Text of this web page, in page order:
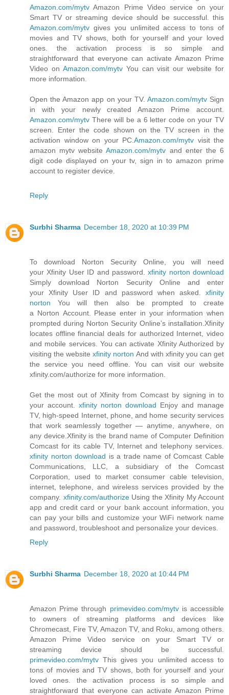
Amazon.com/mytv Amazon Prime Video service on your
Smart TV or streaming device should be successful. this
Amazon.com/mytv gives you unlimited access to tons of
movies and TV shows, both for yourself and your loved
ones. the activation process is so simple and
straightforward that everyone can activate Amazon Prime
Video on Amazon.com/mytvYou can visit our website for
more information.
Open the Amazon app on your TV. Amazon.com/mytvSign
in with your newly created Amazon Prime account.
Amazon.com/mytv There will be a 6 letter code on your TV
screen. Enter the code shown on the TV screen in the
activation window on your PC. Amazon.com/mytv visit the
amazon mytv websiteAmazon.com/mytv and enter the 6
digit code displayed on your tv, sign in to amazon prime
account to register device.
Reply
Surbhi Sharma December 18, 2020 at 10:39 PM
To download Norton Security Online, you will need
your Xfinity User ID and password.xfinity norton download
Simply download Norton Security Online and enter
your Xfinity User ID and password when asked. xfinity
norton You will then also be prompted to create
a Norton Account. Please enter in your information when
prompted during Norton Security Online’s installation.Xfinity
locates offline financial deals for authorized Internet, video
and mobile services. You can activate Xfinity Authorized by
visiting the websitexfinity norton And with xfinity you can get
the service you need offline. You can visit our website
xfinity.com/authorize for more information.
Get the most out of Xfinity from Comcast by signing in to
your account. xfinity norton download Enjoy and manage
TV, high-speed Internet, phone, and home security services
that work seamlessly together — anytime, anywhere, on
any device.Xfinity is the brand name of Computer Definition
Comcast for its cable TV, Internet and telephony services.
xfinity norton download is a trade name of Comcast Cable
Communications, LLC, a subsidiary of the Comcast
Corporation, used to market consumer cable television,
internet, telephone, and wireless services provided by the
company. xfinity.com/authorizeUsing the Xfinity My Account
app and credit card or your bank account information, you
can pay your bills and customize your WiFi network name
and password, troubleshoot and personalize your devices.
Reply
Surbhi Sharma December 18, 2020 at 10:44 PM
Amazon Prime through primevideo.com/mytvis accessible
to owners of streaming platforms and devices like
Chromecast, Fire TV, Amazon TV, and Roku, among others.
Amazon Prime Video service on your Smart TV or
streaming device should be successful.
primevideo.com/mytv This gives you unlimited access to
tons of movies and TV shows, both for yourself and your
loved ones. the activation process is so simple and
straightforward that everyone can activate Amazon Prime